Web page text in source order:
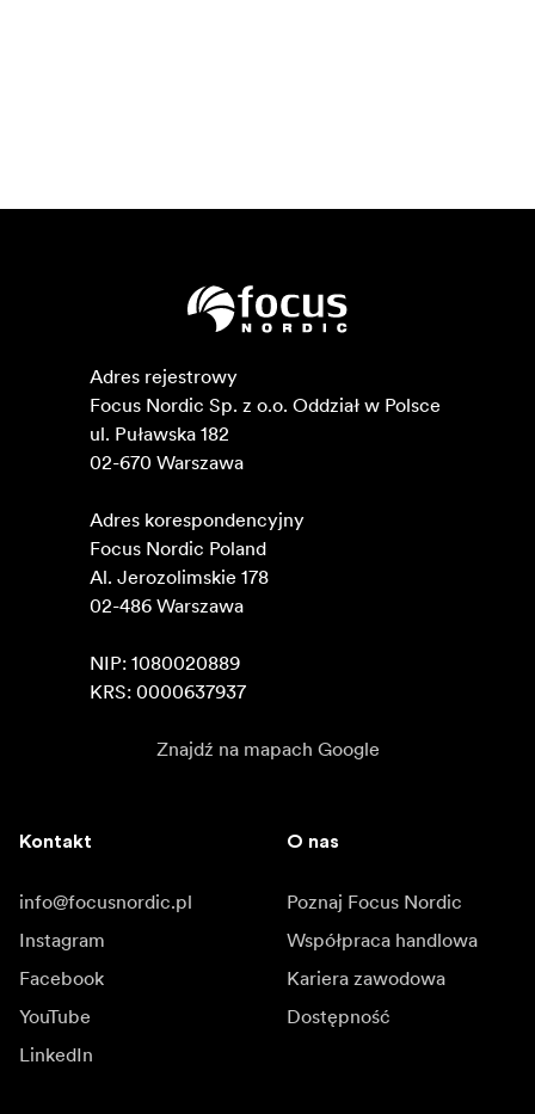
Adres rejestrowy
Focus Nordic Sp. z o.o. Oddział w Polsce
ul. Puławska 182
02-670 Warszawa
Adres korespondencyjny
Focus Nordic Poland
Al. Jerozolimskie 178
02-486 Warszawa
NIP: 1080020889
KRS: 0000637937
Znajdź na mapach Google
Kontakt
info@focusnordic.pl
Instagram
Facebook
YouTube
LinkedIn
O nas
Poznaj Focus Nordic
Współpraca handlowa
Kariera zawodowa
Dostępność